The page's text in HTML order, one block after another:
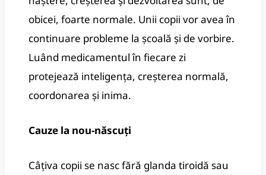
obicei, foarte normale. Unii copii vor avea în
continuare probleme la școală și de vorbire.
Luând medicamentul în fiecare zi
protejează inteligența, creșterea normală,
coordonarea și inima.
Cauze la nou-născuți
Câțiva copii se nasc fără glanda tiroidă sau